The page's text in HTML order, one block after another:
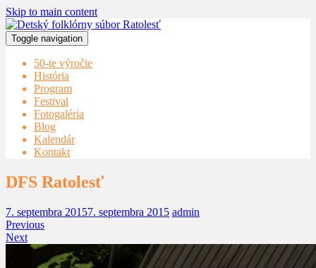
Skip to main content
Toggle navigation
50-te výročie
História
Program
Festival
Fotogaléria
Blog
Kalendár
Kontakt
DFS Ratolesť
7. septembra 20157. septembra 2015 admin
Previous
Next